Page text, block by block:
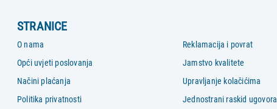
STRANICE
O nama
Opći uvjeti poslovanja
Načini plaćanja
Politika privatnosti
Reklamacija i povrat
Jamstvo kvalitete
Upravljanje kolačićima
Jednostrani raskid ugovora